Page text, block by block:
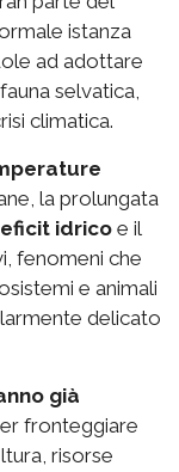
istanza
ad adottare
selvatica,
climatica.
la prolungata
idricoe il
fenomeni che
e animali
delicato
già
fronteggiare
risorse